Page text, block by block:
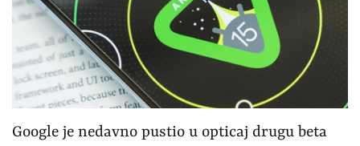
Google je nedavno pustio u opticaj drugu beta